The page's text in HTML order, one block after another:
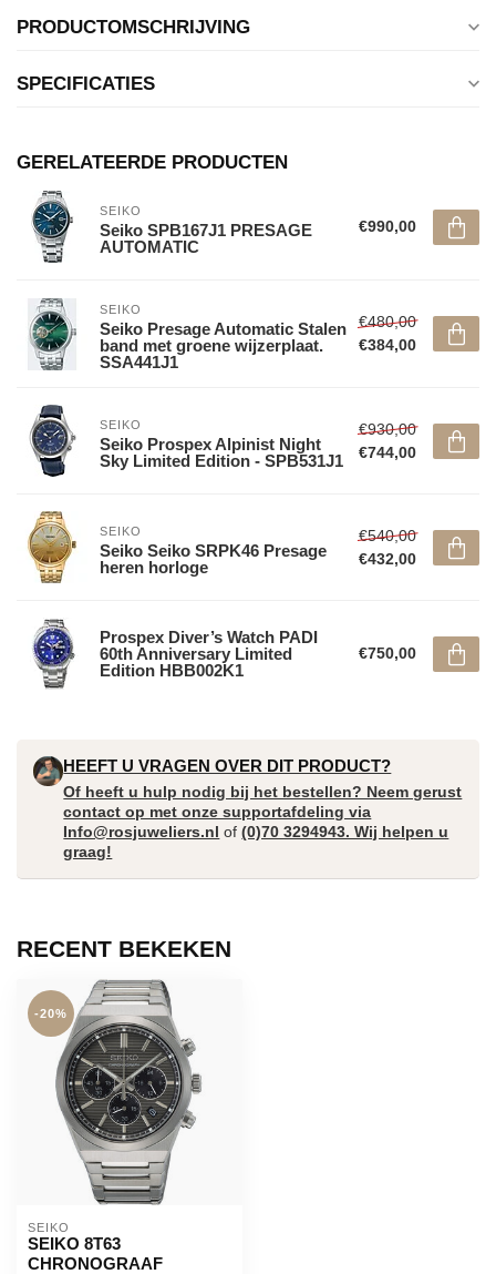
PRODUCTOMSCHRIJVING
SPECIFICATIES
GERELATEERDE PRODUCTEN
SEIKO
Seiko SPB167J1 PRESAGE
AUTOMATIC
€990,00
SEIKO
Seiko Presage Automatic Stalen
band met groene wijzerplaat.
SSA441J1
€480,00
€384,00
SEIKO
Seiko Prospex Alpinist Night
Sky Limited Edition - SPB531J1
€930,00
€744,00
SEIKO
Seiko Seiko SRPK46 Presage
heren horloge
€540,00
€432,00
Prospex Diver’s Watch PADI
60th Anniversary Limited
Edition HBB002K1
€750,00
HEEFT U VRAGEN OVER DIT PRODUCT?
Of heeft u hulp nodig bij het bestellen? Neem gerust
contact op met onze supportafdeling via
Info@rosjuweliers.nl of(0)70 3294943. Wij helpen u
graag!
RECENT BEKEKEN
-20%
SEIKO
SEIKO 8T63
CHRONOGRAAF